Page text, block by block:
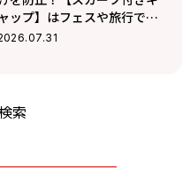
ャップ】はフェスや旅行でも
躍
索